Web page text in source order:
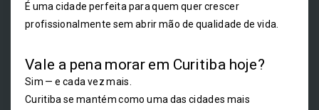
É uma cidade perfeita para quem quer crescer
profissionalmente sem abrir mão de qualidade de vida.
Vale a pena morar em Curitiba hoje?
Sim — e cada vez mais.
Curitiba se mantém como uma das cidades mais